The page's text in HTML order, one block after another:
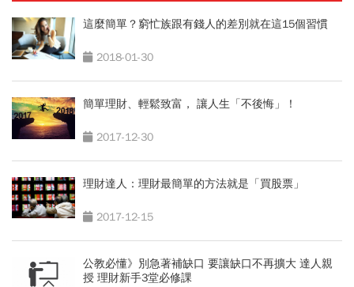
這麼簡單？窮忙族跟有錢人的差別就在這15個習慣
2018-01-30
簡單理財、輕鬆致富， 讓人生「不後悔」！
2017-12-30
理財達人：理財最簡單的方法就是「買股票」
2017-12-15
公教必懂》別急著補缺口 要讓缺口不再擴大 達人親
授 理財新手3堂必修課